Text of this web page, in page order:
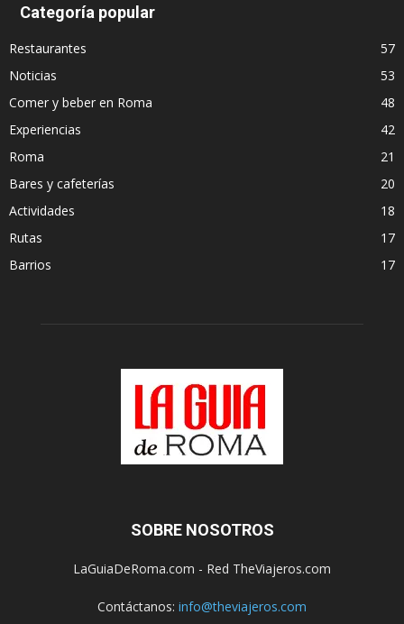
Categoría popular
Restaurantes
57
Noticias
53
Comer y beber en Roma
48
Experiencias
42
Roma
21
Bares y cafeterías
20
Actividades
18
Rutas
17
Barrios
17
SOBRE NOSOTROS
LaGuiaDeRoma.com - Red TheViajeros.com
Contáctanos: info@theviajeros.com